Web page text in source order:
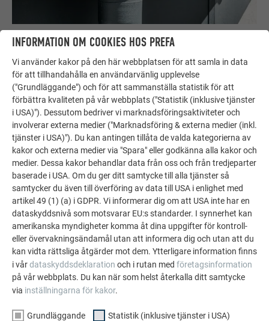
Hängränna - Utbildningsvideor
FORTSÄTT ATT LÄSA
Rektangulär ränna - Utbildningsvideor
FORTSÄTT ATT LÄSA
INFORMATION OM COOKIES HOS PREFA
Vi använder kakor på den här webbplatsen för att samla in data
för att tillhandahålla en användarvänlig upplevelse
("Grundläggande") och för att sammanställa statistik för att
förbättra kvaliteten på vår webbplats ("Statistik (inklusive tjänster
i USA)"). Dessutom bedriver vi marknadsföringsaktiviteter och
involverar externa medier ("Marknadsföring & externa medier (inkl.
tjänster i USA)"). Du kan antingen tillåta de valda kategorierna av
kakor och externa medier via "Spara" eller godkänna alla kakor och
medier. Dessa kakor behandlar data från oss och från tredjeparter
baserade i USA. Om du ger ditt samtycke till alla tjänster så
samtycker du även till överföring av data till USA i enlighet med
artikel 49 (1) (a) i GDPR. Vi informerar dig om att USA inte har en
dataskyddsnivå som motsvarar EU:s standarder. I synnerhet kan
amerikanska myndigheter komma åt dina uppgifter för kontroll-
eller övervakningsändamål utan att informera dig och utan att du
kan vidta rättsliga åtgärder mot dem. Ytterligare information finns
i vårdataskyddsdeklaration och i rutan med företagsinformation
på vår webbplats. Du kan när som helst återkalla ditt samtycke
via inställningarna för kakor.
Grundläggande Statistik (inklusive tjänster i USA)